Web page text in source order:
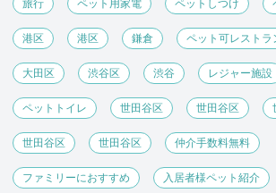
旅行 ペット用家電 ペットしつけ
港区 港区 鎌倉 ペット可レストラ
大田区 渋谷区 渋谷 レジャー施設
ペットトイレ 世田谷区 世田谷区
世田谷区 世田谷区 仲介手数料無料
ファミリーにおすすめ 入居者様ペット紹介